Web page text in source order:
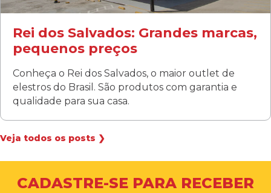
(41) 99249-4620
Rei dos Salvados: Grandes marcas,
pequenos preços
Conheça o Rei dos Salvados, o maior outlet de
elestros do Brasil. São produtos com garantia e
qualidade para sua casa.
Veja todos os posts ❯
CADASTRE-SE PARA RECEBER